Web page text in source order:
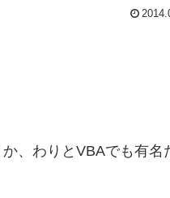
、わりとVBAでも有名